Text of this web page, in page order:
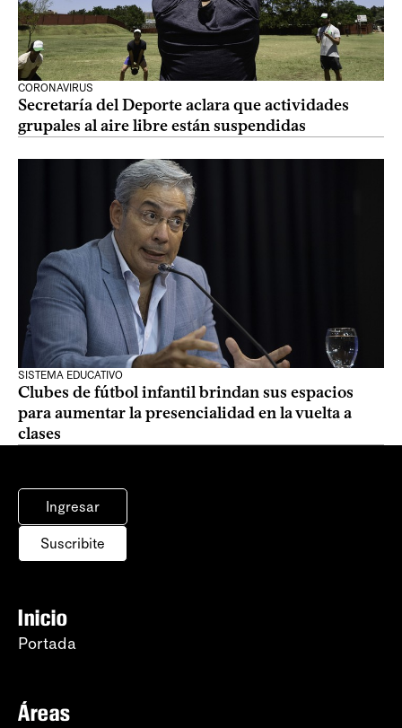
CORONAVIRUS
Secretaría del Deporte aclara que actividades
grupales al aire libre están suspendidas
SISTEMA EDUCATIVO
Clubes de fútbol infantil brindan sus espacios
para aumentar la presencialidad en la vuelta a
clases
Ingresar
Suscribite
Inicio
Portada
Áreas